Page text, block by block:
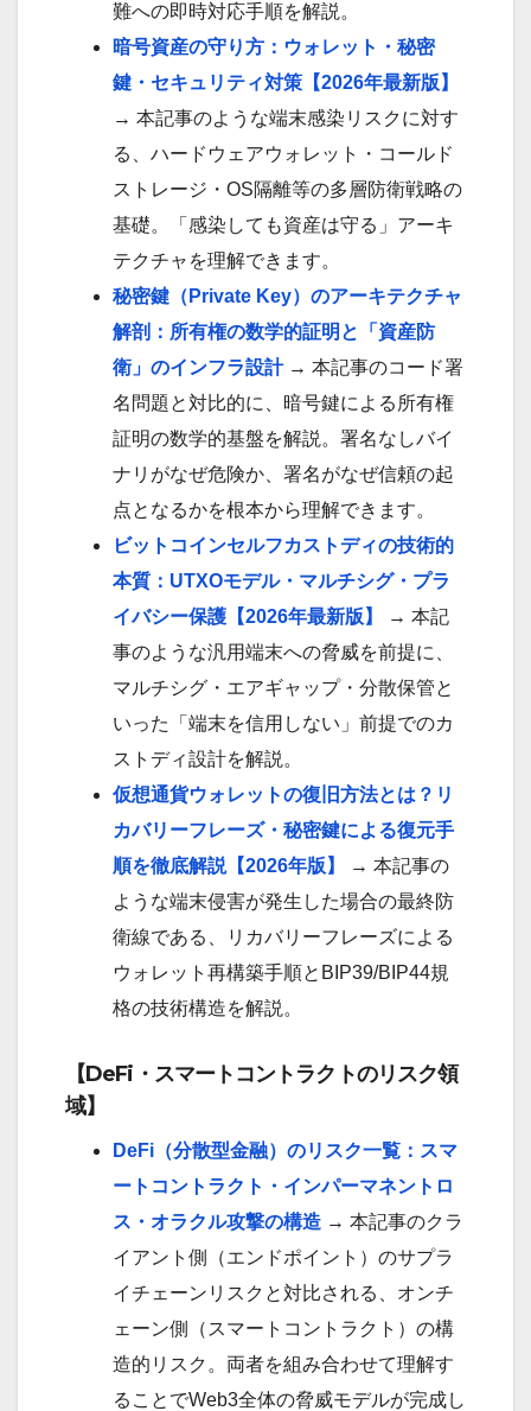
難への即時対応手順を解説。
暗号資産の守り方：ウォレット・秘密
鍵・セキュリティ対策【2026年最新版】
→ 本記事のような端末感染リスクに対す
る、ハードウェアウォレット・コールド
ストレージ・OS隔離等の多層防衛戦略の
基礎。「感染しても資産は守る」アーキ
テクチャを理解できます。
秘密鍵（Private Key）のアーキテクチャ
解剖：所有権の数学的証明と「資産防
衛」のインフラ設計→ 本記事のコード署
名問題と対比的に、暗号鍵による所有権
証明の数学的基盤を解説。署名なしバイ
ナリがなぜ危険か、署名がなぜ信頼の起
点となるかを根本から理解できます。
ビットコインセルフカストディの技術的
本質：UTXOモデル・マルチシグ・プラ
イバシー保護【2026年最新版】
→ 本記
事のような汎用端末への脅威を前提に、
マルチシグ・エアギャップ・分散保管と
いった「端末を信用しない」前提でのカ
ストディ設計を解説。
仮想通貨ウォレットの復旧方法とは？リ
カバリーフレーズ・秘密鍵による復元手
順を徹底解説【2026年版】
→ 本記事の
ような端末侵害が発生した場合の最終防
衛線である、リカバリーフレーズによる
ウォレット再構築手順とBIP39/BIP44規
格の技術構造を解説。
【DeFi・スマートコントラクトのリスク領
域】
DeFi（分散型金融）のリスク一覧：スマ
ートコントラクト・インパーマネントロ
ス・オラクル攻撃の構造 → 本記事のクラ
イアント側（エンドポイント）のサプラ
イチェーンリスクと対比される、オンチ
ェーン側（スマートコントラクト）の構
造的リスク。両者を組み合わせて理解す
ることでWeb3全体の脅威モデルが完成し